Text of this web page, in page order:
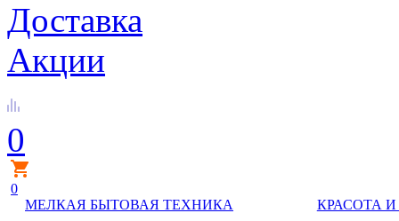
Доставка
Акции
0
0
МЕЛКАЯ БЫТОВАЯ ТЕХНИКА
КРАСОТА И